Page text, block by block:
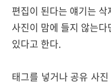
편집이 된다는 얘기는
사진이 맘에 들지 않는
있다고 한다.
태그를 넣거나 공유 사